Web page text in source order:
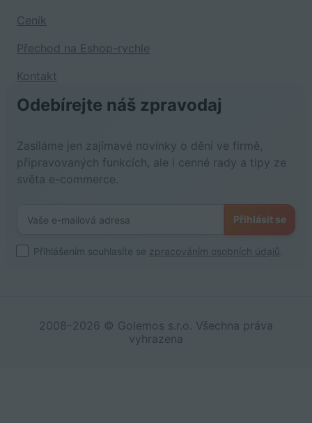
Ceník
Přechod na Eshop-rychle
Kontakt
Odebírejte náš zpravodaj
Zasíláme jen zajímavé novinky o dění ve firmě,
připravovaných funkcích, ale i cenné rady a tipy ze
světa e-commerce.
Přihlásit se
Přihlášením souhlasíte se zpracováním osobních údajů
2008–2026 © Golemos s.r.o. Všechna práva
vyhrazena